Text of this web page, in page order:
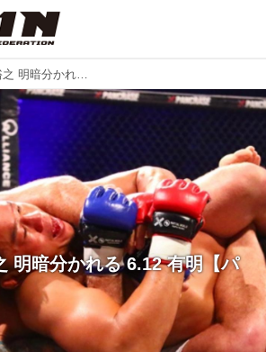
日沖発 高谷裕之 明暗分かれる 6.12 有明【パンクラス】
明暗分かれる 6.12 有明【パ